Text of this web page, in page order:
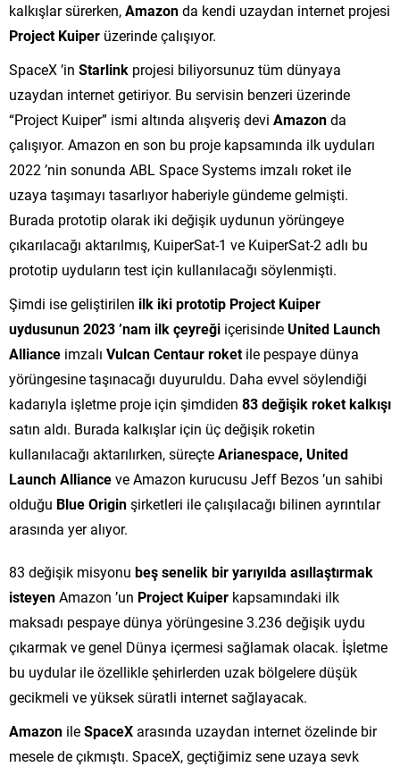
kalkışlar sürerken,Amazonda kendi uzaydan internet projesi
Project Kuiper üzerinde çalışıyor.
SpaceX ’in Starlink projesi biliyorsunuz tüm dünyaya
uzaydan internet getiriyor. Bu servisin benzeri üzerinde
“Project Kuiper” ismi altında alışveriş devi Amazonda
çalışıyor. Amazon en son bu proje kapsamında ilk uyduları
2022 ’nin sonunda ABL Space Systems imzalı roket ile
uzaya taşımayı tasarlıyor haberiyle gündeme gelmişti.
Burada prototip olarak iki değişik uydunun yörüngeye
çıkarılacağı aktarılmış, KuiperSat-1 ve KuiperSat-2 adlı bu
prototip uyduların test için kullanılacağı söylenmişti.
Şimdi ise geliştirilen ilk iki prototip Project Kuiper
uydusunun2023 ’nam ilk çeyreği içerisindeUnited Launch
Alliance imzalı Vulcan Centaur roketile pespaye dünya
yörüngesine taşınacağı duyuruldu. Daha evvel söylendiği
kadarıyla işletme proje için şimdiden 83 değişik roket kalkışı
satın aldı. Burada kalkışlar için üç değişik roketin
kullanılacağı aktarılırken, süreçteArianespace, United
Launch Allianceve Amazon kurucusu Jeff Bezos ’un sahibi
olduğu Blue Originşirketleri ile çalışılacağı bilinen ayrıntılar
arasında yer alıyor.
83 değişik misyonu beş senelik bir yarıyılda asıllaştırmak
isteyenAmazon ’un Project Kuiper kapsamındaki ilk
maksadı pespaye dünya yörüngesine 3.236 değişik uydu
çıkarmak ve genel Dünya içermesi sağlamak olacak. İşletme
bu uydular ile özellikle şehirlerden uzak bölgelere düşük
gecikmeli ve yüksek süratli internet sağlayacak.
Amazon ileSpaceX arasında uzaydan internet özelinde bir
mesele de çıkmıştı. SpaceX, geçtiğimiz sene uzaya sevk